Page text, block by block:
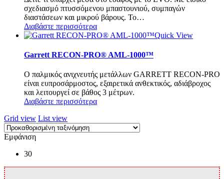
σχεδιασμό πτυσσόμενου μπαστουνιού, συμπαγών
διαστάσεων και μικρού βάρους. Το…
Διαβάστε περισσότερα
Quick View
Garrett RECON-PRO® AML-1000™
Ο παλμικός ανιχνευτής μετάλλων GARRETT RECON-PRO
είναι ευπροσάρμοστος, εξαιρετικά ανθεκτικός, αδιάβροχος
και λειτουργεί σε βάθος 3 μέτρων.
Διαβάστε περισσότερα
Grid view List view
Εμφάνιση
30